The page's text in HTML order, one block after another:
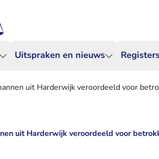
Uitspraken en nieuws
uit Harderwijk veroordeeld voor
uit Harderwijk veroordeeld voor